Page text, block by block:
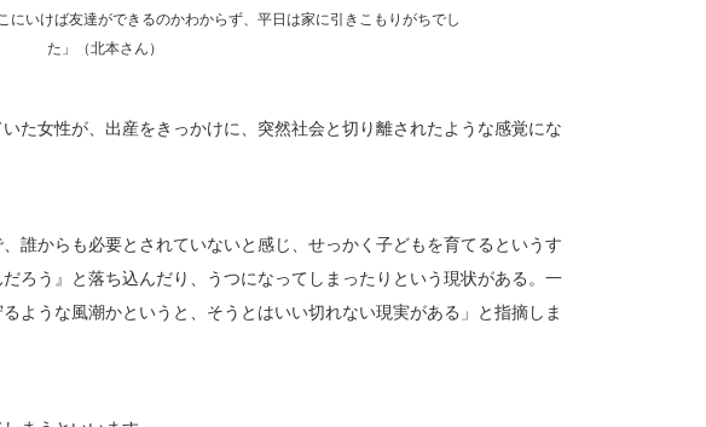
にいけば友達ができるのかわからず、平日は家に引きこもりがちでし
た」（北本さん）
た女性が、出産をきっかけに、突然社会と切り離されたような感覚にな
誰からも必要とされていないと感じ、せっかく子どもを育てるというす
ろう』と落ち込んだり、うつになってしまったりという現状がある。一
ような風潮かというと、そうとはいい切れない現実がある」と指摘しま